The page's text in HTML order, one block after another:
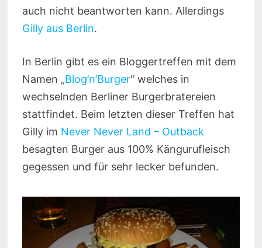
auch nicht beantworten kann. Allerdings
Gilly aus Berlin.
In Berlin gibt es ein Bloggertreffen mit dem
Namen „Blog’n’Burger“ welches in
wechselnden Berliner Burgerbratereien
stattfindet. Beim letzten dieser Treffen hat
Gilly im Never Never Land – Outback
besagten Burger aus 100% Kängurufleisch
gegessen und für sehr lecker befunden.